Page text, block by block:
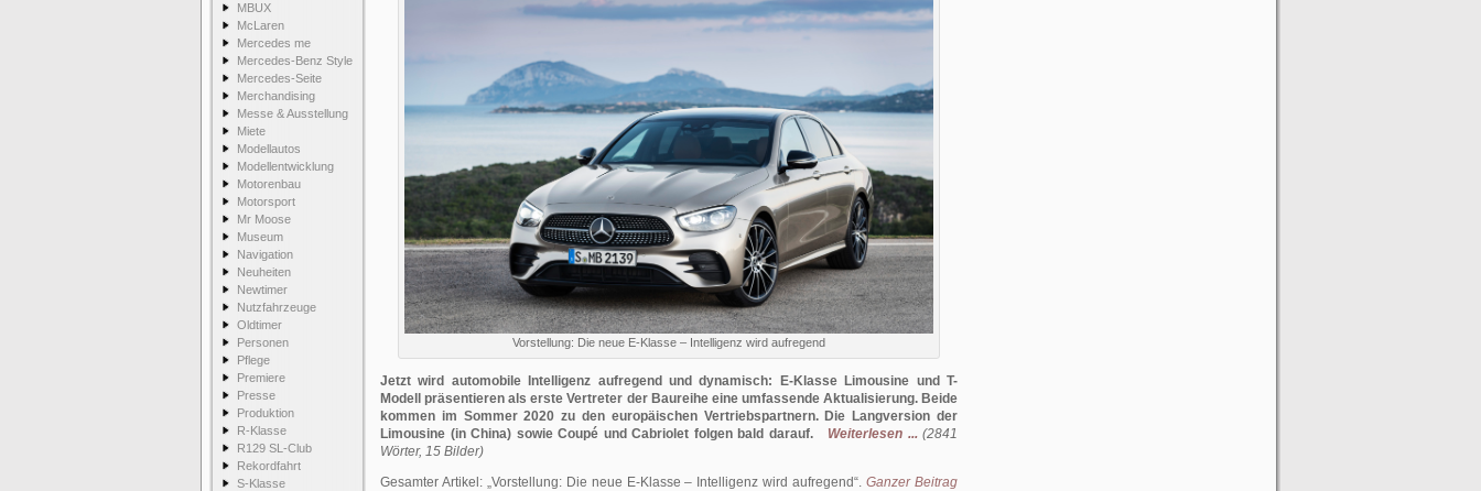
MBUX
McLaren
Mercedes me
Mercedes-Benz Style
Mercedes-Seite
Merchandising
Messe & Ausstellung
Miete
Modellautos
Modellentwicklung
Motorenbau
Motorsport
Mr Moose
Museum
Navigation
Neuheiten
Newtimer
Nutzfahrzeuge
Oldtimer
Personen
Pflege
Premiere
Presse
Produktion
R-Klasse
R129 SL-Club
Rekordfahrt
S-Klasse
Vorstellung: Die neue E-Klasse – Intelligenz wird aufregend
Jetzt wird automobile Intelligenz aufregend und dynamisch: E-Klasse Limousine und T-
Modell präsentieren als erste Vertreter der Baureihe eine umfassende Aktualisierung. Beide
kommen im Sommer 2020 zu den europäischen Vertriebspartnern. Die Langversion der
Limousine (in China) sowie Coupé und Cabriolet folgen bald darauf.
Weiterlesen ... (2841
Wörter, 15 Bilder)
Gesamter Artikel: Vorstellung: Die neue E-Klasse – Intelligenz wird aufregend .Ganzer Beitrag